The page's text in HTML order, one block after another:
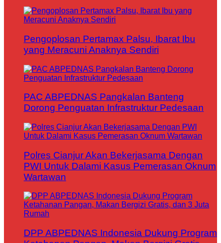
Pengoplosan Pertamax Palsu, Ibarat Ibu
yang Meracuni Anaknya Sendiri
PAC ABPEDNAS Pangkalan Banteng
Dorong Penguatan Infrastruktur Pedesaan
Polres Cianjur Akan Bekerjasama Dengan
PWI Untuk Dalami Kasus Pemerasan Oknum
Wartawan
DPP ABPEDNAS Indonesia Dukung Program